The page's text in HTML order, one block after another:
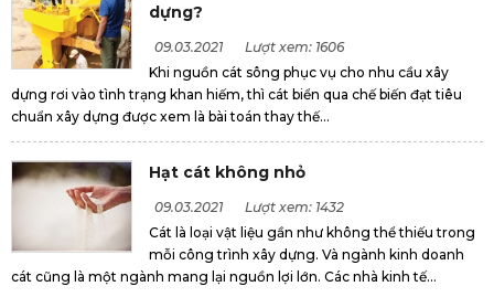
dựng?
09.03.2021
Lượt xem: 1606
Khi nguồn cát sông phục vụ cho nhu cầu xây
dựng rơi vào tình trạng khan hiếm, thì cát biển qua chế biến đạt tiêu
chuẩn xây dựng được xem là bài toán thay thế...
Hạt cát không nhỏ
09.03.2021
Lượt xem: 1432
Cát là loại vật liệu gần như không thể thiếu trong
mỗi công trình xây dựng. Và ngành kinh doanh
cát cũng là một ngành mang lại nguồn lợi lớn. Các nhà kinh tế...